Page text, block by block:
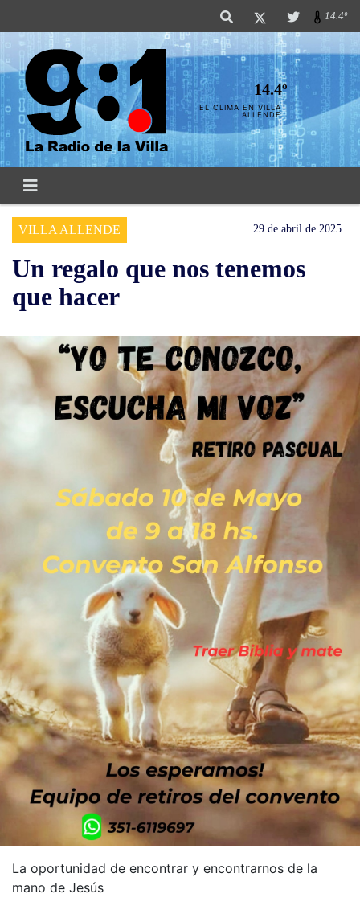
14.4º
14.4º
EL CLIMA EN VILLA
ALLENDE
VILLA ALLENDE 29 de abril de 2025
Un regalo que nos tenemos
que hacer
La oportunidad de encontrar y encontrarnos de la
mano de Jesús